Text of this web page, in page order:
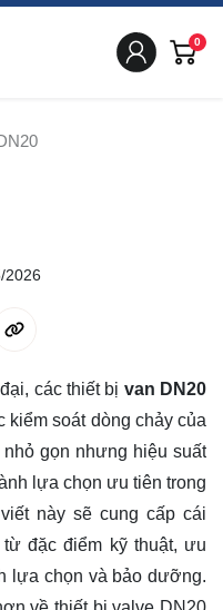
0
2026
các thiết bị van DN20
kiểm soát dòng chảy của
gọn nhưng hiệu suất
lựa chọn ưu tiên trong
này sẽ cung cấp cái
đặc điểm kỹ thuật, ưu
lựa chọn và bảo dưỡng.